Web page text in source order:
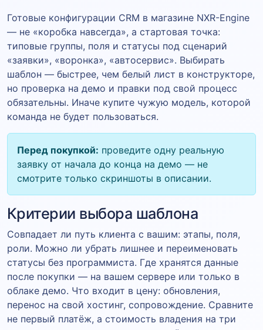
Готовые конфигурации CRM в магазине NXR-Engine
— не «коробка навсегда», а стартовая точка:
типовые группы, поля и статусы под сценарий
«заявки», «воронка», «автосервис». Выбирать
шаблон — быстрее, чем белый лист в конструкторе,
но проверка на демо и правки под свой процесс
обязательны. Иначе купите чужую модель, которой
команда не будет пользоваться.
Перед покупкой: проведите одну реальную
заявку от начала до конца на демо — не
смотрите только скриншоты в описании.
Критерии выбора шаблона
Совпадает ли путь клиента с вашим: этапы, поля,
роли. Можно ли убрать лишнее и переименовать
статусы без программиста. Где хранятся данные
после покупки — на вашем сервере или только в
облаке демо. Что входит в цену: обновления,
перенос на свой хостинг, сопровождение. Сравните
не первый платёж, а стоимость владения на три